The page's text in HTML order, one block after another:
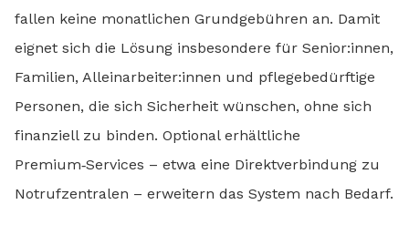
fallen keine monatlichen Grundgebühren an. Damit
eignet sich die Lösung insbesondere für Senior:innen,
Familien, Alleinarbeiter:innen und pflegebedürftige
Personen, die sich Sicherheit wünschen, ohne sich
finanziell zu binden. Optional erhältliche
Premium‑Services – etwa eine Direktverbindung zu
Notrufzentralen – erweitern das System nach Bedarf.